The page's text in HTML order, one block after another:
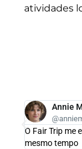
atividades
Annie
O Fair Trip me
mesmo tempo